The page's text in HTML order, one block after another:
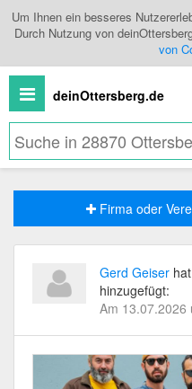
Um Ihnen ein besseres
Durch Nutzung von
von
deinOttersberg.de
Shopping
Branchenbuch
Firma oder
Gerd Geiser
hinzugefügt:
Am 13.07.2026